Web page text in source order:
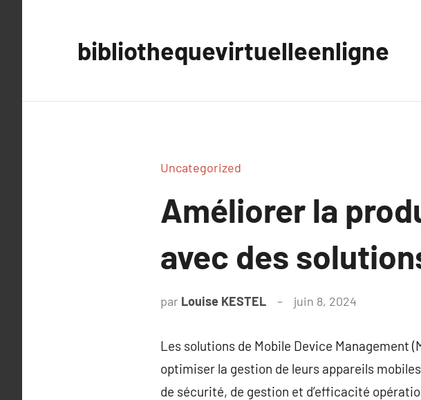
bibliothequevirtuelleenligne
Uncategorized
Améliorer la
avec des
par Louise KESTEL juin 8, 2024
Les solutions de Mobile Device Management
optimiser la gestion de leurs appareils
de sécurité, de gestion et d’efficacité